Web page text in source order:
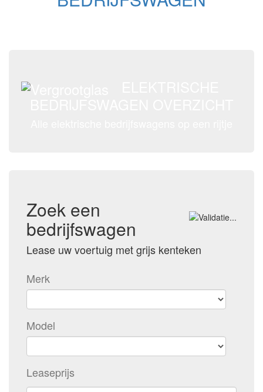
Zoek een
bedrijfswagen
Lease uw voertuig met grijs kenteken
Merk
Model
Leaseprijs